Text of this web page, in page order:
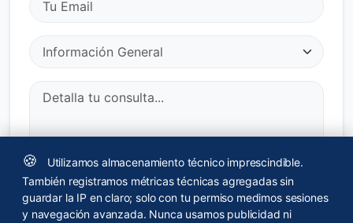
He leído y acepto la política de privacidad
Enviar Consulta
🍪
Utilizamos almacenamiento técnico imprescindible.
También registramos métricas técnicas agregadas sin
guardar la IP en claro; solo con tu permiso medimos sesiones
y navegación avanzada. Nunca usamos publicidad ni